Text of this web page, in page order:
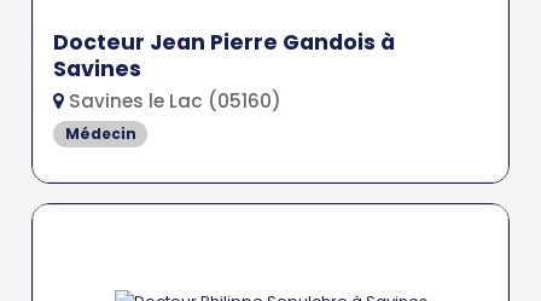
Docteur Jean Pierre Gandois à
Savines
Savines le Lac (05160)
Médecin